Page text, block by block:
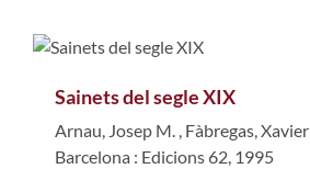
Sainets del segle XIX
Arnau, Josep M. , Fàbregas, Xavier
Barcelona : Edicions 62, 1995